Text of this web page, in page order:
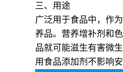
三、用途
广泛用于食品中，作
养品。 营养增补剂和
品就可能滋生有害微
用食品添加剂不影响安